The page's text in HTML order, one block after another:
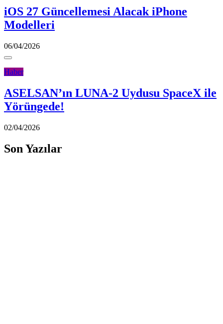
iOS 27 Güncellemesi Alacak iPhone
Modelleri
06/04/2026
Haber
ASELSAN’ın LUNA-2 Uydusu SpaceX ile
Yörüngede!
02/04/2026
Son Yazılar